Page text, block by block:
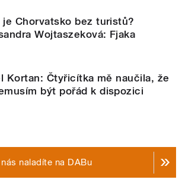
je Chorvatsko bez turistů?
Wojtaszeková: Fjaka
Kortan: Čtyřicítka mě naučila, že
být pořád k dispozici
naladíte na DABu